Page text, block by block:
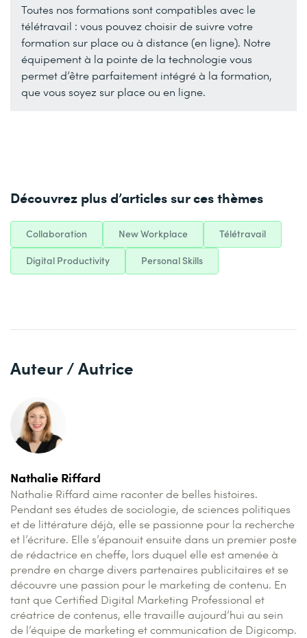
Toutes nos formations sont compatibles avec le
télétravail : vous pouvez choisir de suivre votre
formation sur place ou à distance (en ligne). Notre
équipement à la pointe de la technologie vous
permet d’être parfaitement intégré à la formation,
que vous soyez sur place ou en ligne.
Découvrez plus d’articles sur ces thèmes
Collaboration New Workplace Télétravail
Digital Productivity Personal Skills
Auteur / Autrice
Nathalie Riffard
Nathalie Riffard aime raconter de belles histoires.
Pendant ses études de sociologie, de sciences politiques
et de littérature déjà, elle se passionne pour la recherche
et l’écriture. Elle s’épanouit ensuite dans un premier poste
de rédactrice en cheffe, lors duquel elle est amenée à
prendre en charge divers partenaires publicitaires et se
découvre une passion pour le marketing de contenu. En
tant que Certified Digital Marketing Professional et
créatrice de contenus, elle travaille aujourd’hui au sein
de l’équipe de marketing et communication de Digicomp.